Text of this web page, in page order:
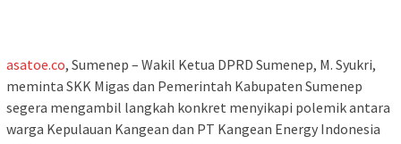
asatoe.co, Sumenep – Wakil Ketua DPRD Sumenep, M. Syukri,
meminta SKK Migas dan Pemerintah Kabupaten Sumenep
segera mengambil langkah konkret menyikapi polemik antara
warga Kepulauan Kangean dan PT Kangean Energy Indonesia